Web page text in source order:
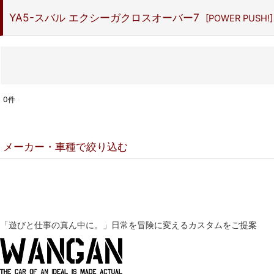
YA5-スバル エクシーガクロスオーバー7 [POWER PUSH!]
並び順
0件
メーカー・車種で絞り込む
DA18W-スズキ エブリイワゴン
DA17V-スズキ エブリイ
「遊びと仕事の真ん中に。」 日常を冒険に変えるカスタムをご提案